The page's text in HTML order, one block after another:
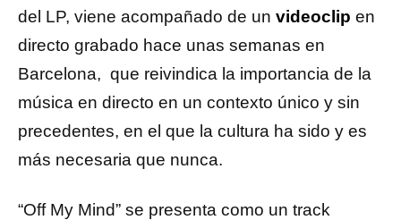
del LP, viene acompañado de un videoclip en
directo grabado hace unas semanas en
Barcelona, que reivindica la importancia de la
música en directo en un contexto único y sin
precedentes, en el que la cultura ha sido y es
más necesaria que nunca.
“Off My Mind” se presenta como un track